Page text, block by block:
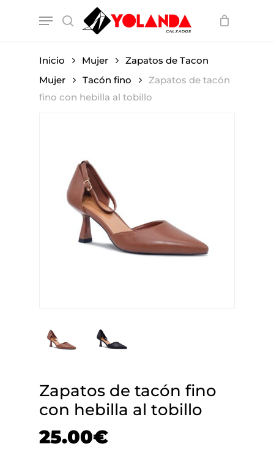
search
Menu
Inicio Mujer
Zapatos de Tacon
Mujer
Tacón fino
Zapatos de tacón
fino con hebilla al tobillo
Zapatos de tacón fino
con hebilla al tobillo
25.00€